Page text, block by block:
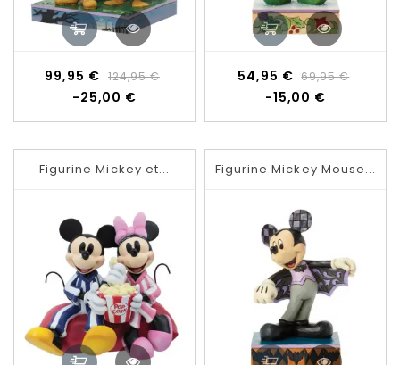
99,95 € Prix
de
base
124,95 €
-25,00 €
54,95 € Prix
de
base
69,95 €
-15,00 €
Figurine Mickey et... Figurine Mickey Mouse...